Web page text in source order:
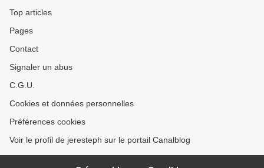
Top articles
Pages
Contact
Signaler un abus
C.G.U.
Cookies et données personnelles
Préférences cookies
Voir le profil de jeresteph sur le portail Canalblog